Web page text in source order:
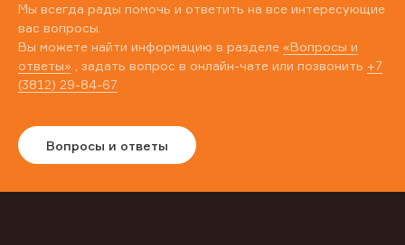
Мы всегда рады помочь и ответить на все интересующие
вас вопросы.
Вы можете найти информацию в разделе «Вопросы и
ответы» , задать вопрос в онлайн-чате или позвонить +7
(3812) 29-84-67
Вопросы и ответы